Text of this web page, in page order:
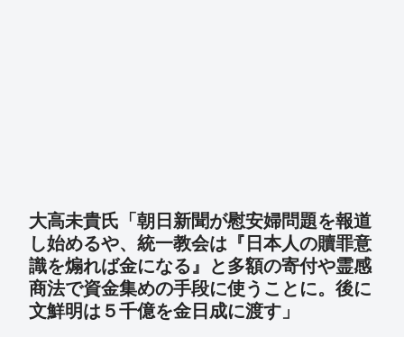
大高未貴氏「朝日新聞が慰安婦問題を報道
し始めるや、統一教会は『日本人の贖罪意
識を煽れば金になる』と多額の寄付や霊感
商法で資金集めの手段に使うことに。後に
文鮮明は５千億を金日成に渡す」